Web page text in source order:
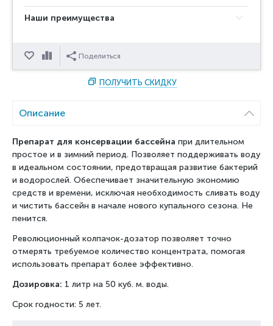
Наши преимущества
ОтложитьСравнитьПоделиться
ПОЛУЧИТЬ СКИДКУ
Описание
Препарат для консервации бассейна при длительном
простое и в зимний период. Позволяет поддерживать воду
в идеальном состоянии, предотвращая развитие бактерий
и водорослей. Обеспечивает значительную экономию
средств и времени, исключая необходимость сливать воду
и чистить бассейн в начале нового купального сезона. Не
пенится.
Революционный колпачок-дозатор позволяет точно
отмерять требуемое количество концентрата, помогая
использовать препарат более эффективно.
Дозировка: 1 литр на 50 куб. м. воды.
Срок годности: 5 лет.